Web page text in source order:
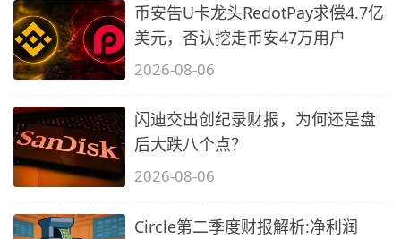
币安告U卡龙头RedotPay求偿4.7亿
美元，否认挖走币安47万用户
2026-08-06
闪迪交出创纪录财报，为何还是盘
后大跌八个点？
2026-08-06
Circle第二季度财报解析:净利润